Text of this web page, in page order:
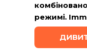
режимі.